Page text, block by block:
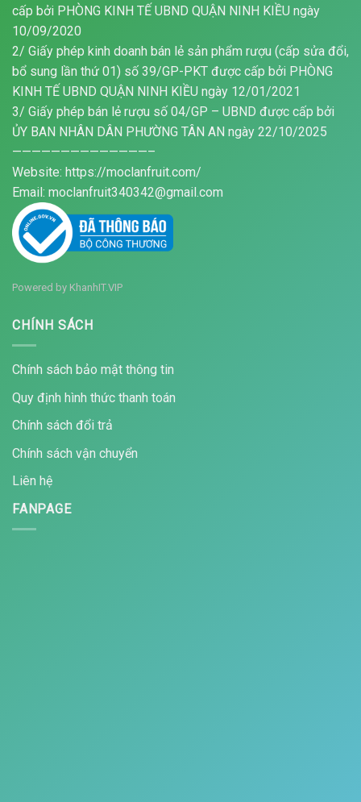
cấp bởi PHÒNG KINH TẾ UBND QUẬN NINH KIỀU ngày
10/09/2020
2/ Giấy phép kinh doanh bán lẻ sản phẩm rượu (cấp sửa đổi,
bổ sung lần thứ 01) số 39/GP-PKT được cấp bởi PHÒNG
KINH TẾ UBND QUẬN NINH KIỀU ngày 12/01/2021
3/ Giấy phép bán lẻ rượu số 04/GP – UBND được cấp bởi
ỦY BAN NHÂN DÂN PHƯỜNG TÂN AN ngày 22/10/2025
——————————————–
Website: https://moclanfruit.com/
Email: moclanfruit340342@gmail.com
Powered by KhanhIT.VIP
CHÍNH SÁCH
Chính sách bảo mật thông tin
Quy định hình thức thanh toán
Chính sách đổi trả
Chính sách vận chuyển
Liên hệ
FANPAGE